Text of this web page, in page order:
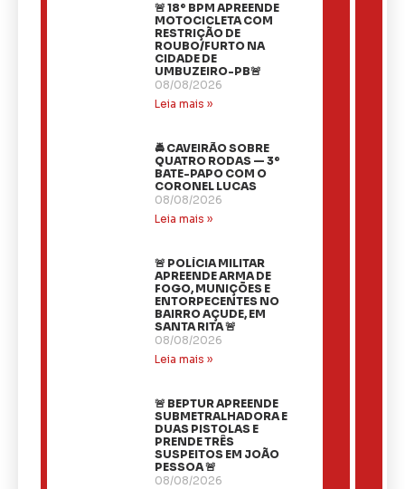
🚨 18º BPM APREENDE
MOTOCICLETA COM
RESTRIÇÃO DE
ROUBO/FURTO NA
CIDADE DE
UMBUZEIRO-PB🚨
08/08/2026
Leia mais »
🚔 CAVEIRÃO SOBRE
QUATRO RODAS — 3º
BATE-PAPO COM O
CORONEL LUCAS
08/08/2026
Leia mais »
🚨 POLÍCIA MILITAR
APREENDE ARMA DE
FOGO, MUNIÇÕES E
ENTORPECENTES NO
BAIRRO AÇUDE, EM
SANTA RITA 🚨
08/08/2026
Leia mais »
🚨 BEPTUR APREENDE
SUBMETRALHADORA E
DUAS PISTOLAS E
PRENDE TRÊS
SUSPEITOS EM JOÃO
PESSOA 🚨
08/08/2026